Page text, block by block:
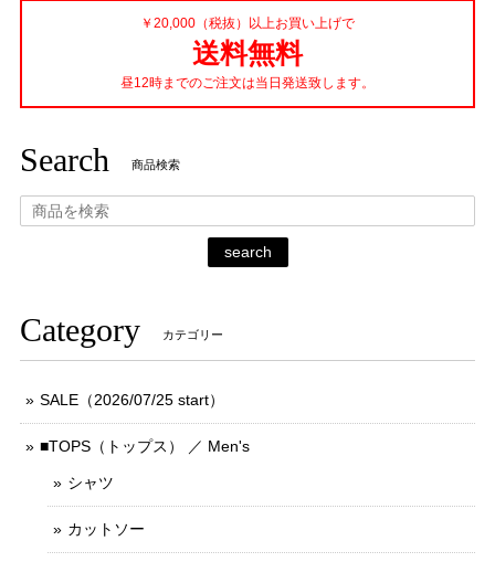
￥20,000（税抜）以上お買い上げで
送料無料
昼12時までのご注文は当日発送致します。
Search 商品検索
search
Category カテゴリー
SALE（2026/07/25 start）
■TOPS（トップス） ／ Men's
シャツ
カットソー